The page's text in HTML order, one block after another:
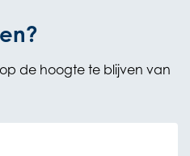
de hoogte te blijven van